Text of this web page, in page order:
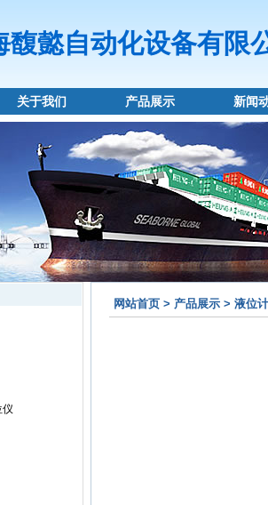
馥懿自动化设备有限
关于我们 产品展示 新闻
仪
网站首页 > 产品展示 > 液位